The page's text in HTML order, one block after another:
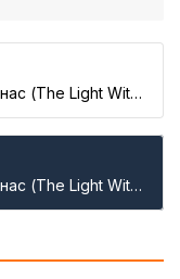
GeoGenLabel - Свет внутри нас (The Light Within Us)
GeoGenLabel - Свет внутри нас (The Light Within Us)